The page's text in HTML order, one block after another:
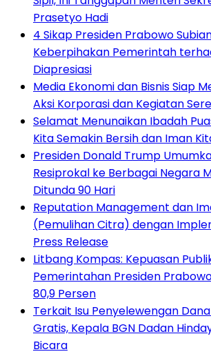
Prasetyo Hadi
4 Sikap Presiden Prabowo
Keberpihakan Pemerintah
Diapresiasi
Media Ekonomi dan Bisnis Siap
Aksi Korporasi dan Kegiatan
Selamat Menunaikan Ibadah
Kita Semakin Bersih dan Iman
Presiden Donald Trump
Resiprokal ke Berbagai Negara
Ditunda 90 Hari
Reputation Management dan
(Pemulihan Citra) dengan
Press Release
Litbang Kompas: Kepuasan
Pemerintahan Presiden
80,9 Persen
Terkait Isu Penyelewengan
Gratis, Kepala BGN Dadan
Bicara